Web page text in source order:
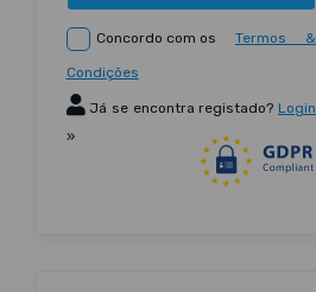
Concordo com os Termos &
Condições
Já se encontra registado? Login
»